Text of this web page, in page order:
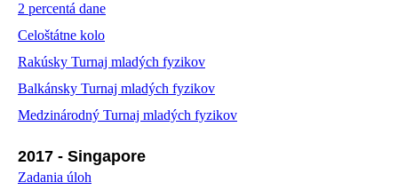
2 percentá dane
Celoštátne kolo
Rakúsky Turnaj mladých fyzikov
Balkánsky Turnaj mladých fyzikov
Medzinárodný Turnaj mladých fyzikov
2017 - Singapore
Zadania úloh